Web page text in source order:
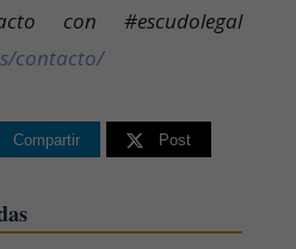
con #escudolegal
contacto/
Compartir Post